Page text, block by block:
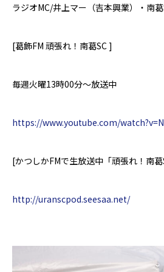
ラジオMC/井上マー（吉本興業）・南葛
[葛飾FM 頑張れ！南葛SC ]
毎週火曜13時00分～放送中
https://www.youtube.com/
[かつしかFMで生放送中「頑張れ！南葛
http://uranscpod.seesaa.net/